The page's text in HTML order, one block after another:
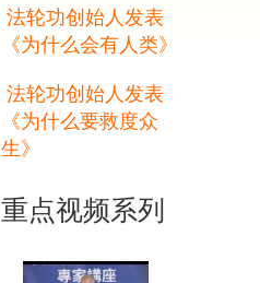
法轮功创始人发表
《为什么会有人类》
法轮功创始人发表
《为什么要救度众
生》
重点视频系列